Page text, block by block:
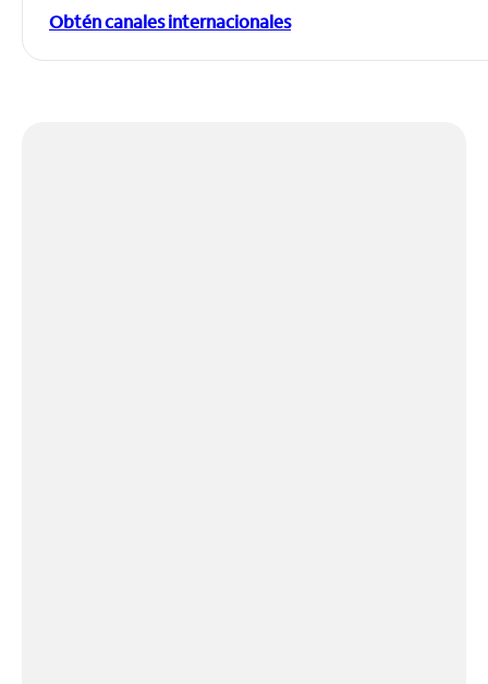
Obtén canales internacionales